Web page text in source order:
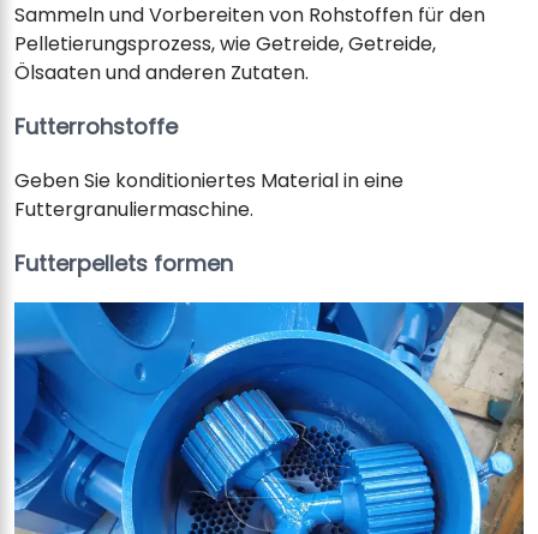
Sammeln und Vorbereiten von Rohstoffen für den
Pelletierungsprozess, wie Getreide, Getreide,
Ölsaaten und anderen Zutaten.
Futterrohstoffe
Geben Sie konditioniertes Material in eine
Futtergranuliermaschine.
Futterpellets formen